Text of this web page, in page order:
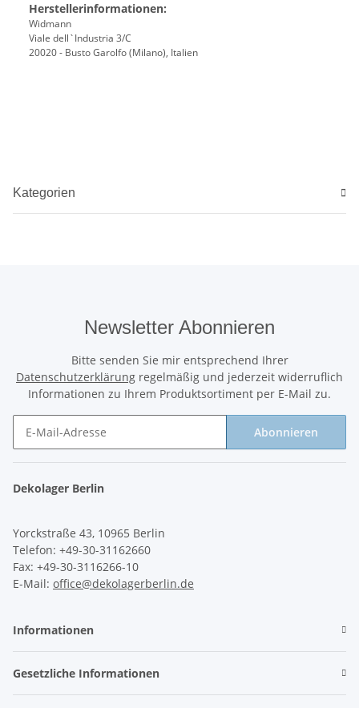
Herstellerinformationen:
Widmann
Viale dell`Industria 3/C
20020 - Busto Garolfo (Milano), Italien
Kategorien
Newsletter Abonnieren
Bitte senden Sie mir entsprechend Ihrer
Datenschutzerklärung regelmäßig und jederzeit widerruflich
Informationen zu Ihrem Produktsortiment per E-Mail zu.
Abonnieren
Dekolager Berlin
Yorckstraße 43, 10965 Berlin
Telefon: +49-30-31162660
Fax: +49-30-3116266-10
E-Mail: office@dekolagerberlin.de
Informationen
Gesetzliche Informationen